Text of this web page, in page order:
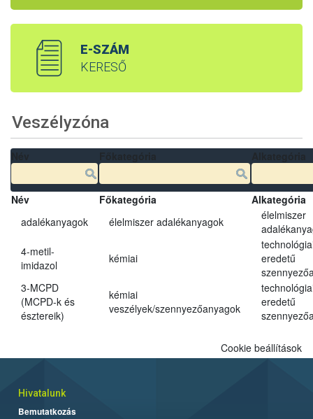
E-SZÁM
KERESŐ
Veszélyzóna
Név Főkategória
Alkategória
adalékanyagok
élelmiszer adalékanyagok
élelmiszer
4-metil-
imidazol
kémiai
eredetű
3-MCPD
(MCPD-k és
észtereik)
kémiai
veszélyek/szennyezőanyagok
eredetű
Cookie beállítások
Hivatalunk
Bemutatkozás